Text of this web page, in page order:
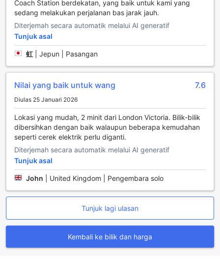
Di sini, anda akan menemui beberapa ikon terkenal seperti
Big Ben dan Houses of Parliament yang megah, yang
menjadi simbol utama negara. Suasana di sekitar kawasan
ini dipenuhi dengan pengunjung yang terpesona dengan
seni bina yang menakjubkan dan suasana yang hidup.
Jalan-jalan yang dipenuhi dengan kedai-kedai, kafe, dan
restoran menawarkan pelbagai pilihan untuk menjamu
menakjubkan.
Selain itu, Westminster juga merupakan rumah kepada
Green Park, di mana anda boleh berehat dan menikmati
keindahan alam di tengah-tengah kesibukan bandar.
Jangan lupa untuk melawat Westminster Abbey, sebuah
bangunan bersejarah yang telah menyaksikan pelbagai
upacara penting, termasuk perkahwinan diraja. Dengan
pelbagai tarikan yang menarik dan suasana yang penuh
kehidupan, Westminster adalah tempat yang sempurna
untuk diterokai, menjadikannya lokasi yang ideal untuk
penginapan anda di London.
Cara Perjalanan dari Lapangan Terbang ke The
Grapevine Hotel di Westminster, London
Untuk perjalanan yang mudah dan lancar dari lapangan
Coach Station berdekatan, yang baik untuk kami yang
sedang melakukan perjalanan bas jarak jauh.
Diterjemah secara automatik melalui AI generatif
Tunjuk asal
虹 Jepun | Pasangan
Nilai yang baik untuk wang 7.6
Diulas 25 Januari 2026
Lokasi yang mudah, 2 minit dari London Victoria. Bilik-bilik
dibersihkan dengan baik walaupun beberapa kemudahan
seperti cerek elektrik perlu diganti.
Diterjemah secara automatik melalui AI generatif
Tunjuk asal
John United Kingdom | Pengembara solo
Tunjuk lagi ulasan
Kembali ke bilik dan harga